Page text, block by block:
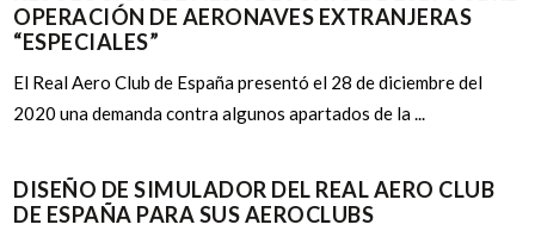
OPERACIÓN DE AERONAVES EXTRANJERAS
“ESPECIALES”
El Real Aero Club de España presentó el 28 de diciembre del
2020 una demanda contra algunos apartados de la ...
DISEÑO DE SIMULADOR DEL REAL AERO CLUB
DE ESPAÑA PARA SUS AEROCLUBS